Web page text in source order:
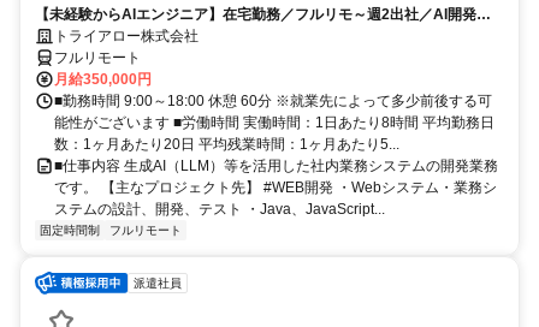
【未経験からAIエンジニア】在宅勤務／フルリモ～週2出社／AI開発を
仕事にする
トライアロー株式会社
フルリモート
月給350,000円
■勤務時間 9:00～18:00 休憩 60分 ※就業先によって多少前後する可
能性がございます ■労働時間 実働時間：1日あたり8時間 平均勤務日
数：1ヶ月あたり20日 平均残業時間：1ヶ月あたり5...
■仕事内容 生成AI（LLM）等を活用した社内業務システムの開発業務
です。 【主なプロジェクト先】 #WEB開発 ・Webシステム・業務シ
ステムの設計、開発、テスト ・Java、JavaScript...
固定時間制 フルリモート
派遣社員